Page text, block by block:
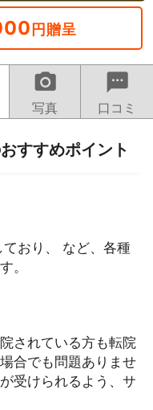
円贈呈
camera_alt
写真
sms
口コミ
すすめポイント
おり、 など、各種
。
されている方も転院
合でも問題ありませ
受けられるよう、サ